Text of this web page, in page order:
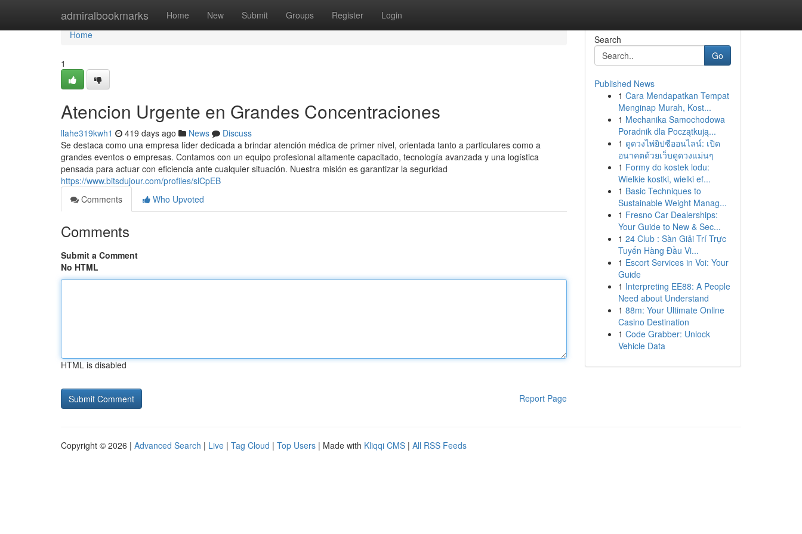
admiralbookmarks Home New Submit Groups Register Login
Home
Home
1
Atencion Urgente en Grandes Concentraciones
llahe319kwh1 419 days ago News
Discuss
Se destaca como una empresa líder dedicada a brindar atención médica de primer nivel, orientada tanto a particulares como a
grandes eventos o empresas. Contamos con un equipo profesional altamente capacitado, tecnología avanzada y una logística
pensada para actuar con eficiencia ante cualquier situación. Nuestra misión es garantizar la seguridad
https://www.bitsdujour.com/profiles/slCpEB
Comments
Who Upvoted
Comments
Submit a Comment
No HTML
HTML is disabled
Report Page
Search
Go
Published News
1 Cara Mendapatkan Tempat
Menginap Murah, Kost...
1 Mechanika Samochodowa
Poradnik dla Początkują...
1 ดูดวงไพ่ยิปซีออนไลน์: เปิด
อนาคตด้วยเว็บดูดวงแม่นๆ
1 Formy do kostek lodu:
Wielkie kostki, wielki ef...
1 Basic Techniques to
Sustainable Weight Manag...
1 Fresno Car Dealerships:
Your Guide to New & Sec...
1 24 Club : Sàn Giải Trí Trực
Tuyến Hàng Đầu Vi...
1 Escort Services in Voi: Your
Guide
1 Interpreting EE88: A People
Need about Understand
1 88m: Your Ultimate Online
Casino Destination
1 Code Grabber: Unlock
Vehicle Data
Copyright © 2026 | Advanced Search | Live | Tag Cloud | Top Users | Made with Kliqqi CMS | All RSS Feeds